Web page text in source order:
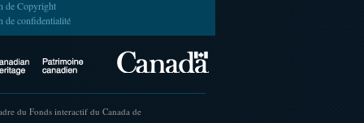
de Copyright
de confidentialité
Canadian Heritage
du Fonds interactif du Canada de